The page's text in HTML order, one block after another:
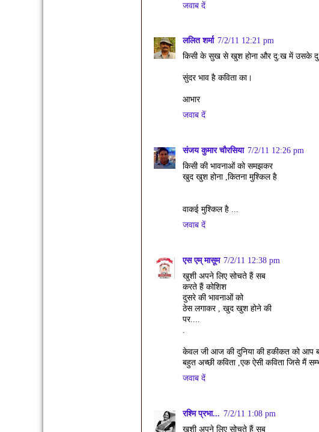
जवाब दें
ललित शर्मा 7/2/11 12:21 pm
किसी के सुख से खुश होना और दु:ख में उसके दु:ख
सुंदर भाव है कविता का।
आभार
जवाब दें
संजय कुमार चौरसिया 7/2/11 12:26 pm
किसी की भावनाओं को समझकर
खुद खुश होना ,कितना मुश्किल है
वाकई मुश्किल है ...
जवाब दें
एस एम् मासूम 7/2/11 12:38 pm
खुशी अपने लिए सोचते हैं सब
करते हैं कोशिश
दुसरे की भावनाओं को
ठेस लगाकर , खुद खुश होने की
पर....
.
केवल जी आज की दुनिया की हकीकत को आप
बहुत अच्छी कविता ,एक ऐसी कविता जिसे मैं
जवाब दें
रश्मि प्रभा... 7/2/11 1:08 pm
खुशी अपने लिए सोचते हैं सब